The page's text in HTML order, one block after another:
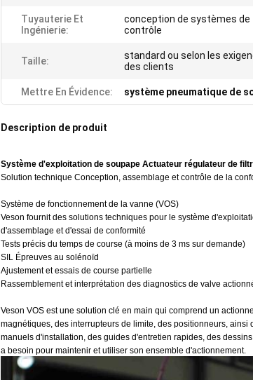
Tuyauterie Et
Ingénierie:
conception de systèmes de
contrôle
Taille:
standard ou selon les
des clients
Mettre En Évidence: système pneumatique de
Description de produit
Système d'exploitation de soupape Actuateur régulateur de
Solution technique Conception, assemblage et contrôle de la
Système de fonctionnement de la vanne (VOS)
Veson fournit des solutions techniques pour le système
d'assemblage et d'essai de conformité
Tests précis du temps de course (à moins de 3 ms sur demande)
SIL Épreuves au solénoïd
Ajustement et essais de course partielle
Rassemblement et interprétation des diagnostics de valve
Veson VOS est une solution clé en main qui comprend un
magnétiques, des interrupteurs de limite, des positionneurs,
manuels d'installation, des guides d'entretien rapides, des
a besoin pour maintenir et utiliser son ensemble d'actionnement.